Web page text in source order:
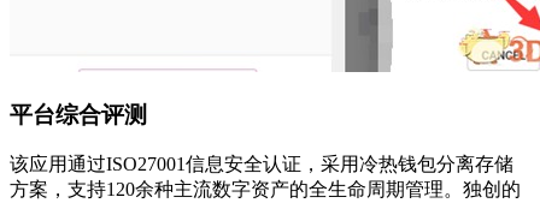
平台综合评测
该应用通过ISO27001信息安全认证，采用冷热钱包分离存储
方案，支持120余种主流数字资产的全生命周期管理。独创的